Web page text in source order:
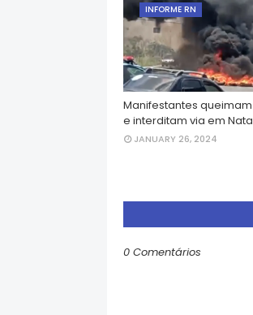
INFORME RN
Manifestantes
e interditam via em
JANUARY 26, 2024
0 Comentários